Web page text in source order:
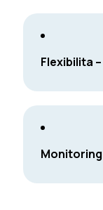
Flexibilita